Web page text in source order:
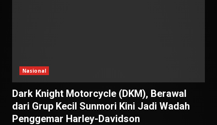
Nasional
Dark Knight Motorcycle (DKM), Berawal
dari Grup Kecil Sunmori Kini Jadi Wadah
Penggemar Harley-Davidson